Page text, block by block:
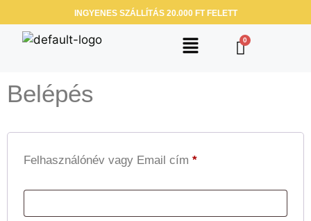
INGYENES SZÁLLÍTÁS 20.000 FT FELETT
Belépés
Felhasználónév vagy Email cím *